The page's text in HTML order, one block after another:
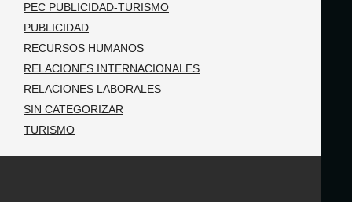
PEC PUBLICIDAD-TURISMO
PUBLICIDAD
RECURSOS HUMANOS
RELACIONES INTERNACIONALES
RELACIONES LABORALES
SIN CATEGORIZAR
TURISMO